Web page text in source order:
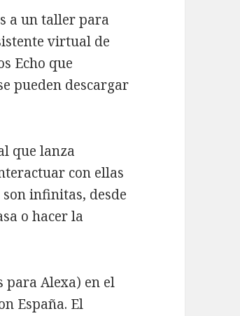
a un taller para
virtual de
Echo que
pueden descargar
que lanza
con ellas
infinitas, desde
o hacer la
para Alexa) en el
España. El